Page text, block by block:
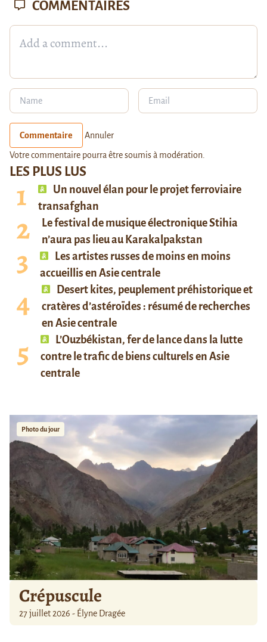
LES PLUS LUS
Un nouvel élan pour le projet ferroviaire
transafghan
Le festival de musique électronique Stihia
n’aura pas lieu au Karakalpakstan
Les artistes russes de moins en moins
accueillis en Asie centrale
Desert kites, peuplement préhistorique et
cratères d’astéroïdes : résumé de recherches
en Asie centrale
L’Ouzbékistan, fer de lance dans la lutte
contre le trafic de biens culturels en Asie
centrale
Photo du jour
Crépuscule
27 juillet 2026 - Élyne Dragée
COMMENTAIRES
Commentaire Annuler
Votre commentaire pourra être soumis à modération.